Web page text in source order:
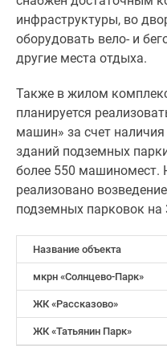
инфраструктуры, во
оборудовать вело- и
другие места отдыха.
Также в жилом
планируется
машин» за счет
зданий подземных
более 550 машиномест.
реализовано
подземных парковок на
Название объекта
мкрн «Солнцево-Парк»
ЖК «Рассказово»
ЖК «Татьянин Парк»